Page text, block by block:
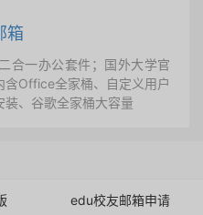
箱
合一办公套件；国外大学官
Office全家桶、自定义用户
、谷歌全家桶大容量
edu校友邮箱申请